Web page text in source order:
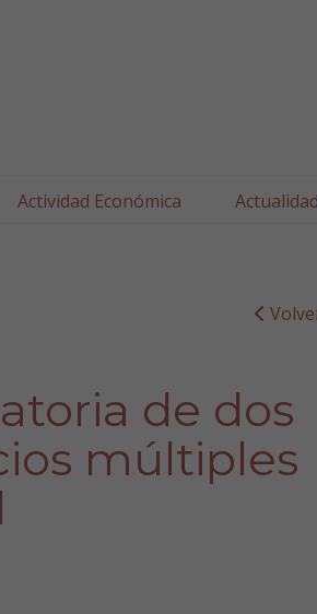
Actividad Económica Actualidad
de dos
múltiples